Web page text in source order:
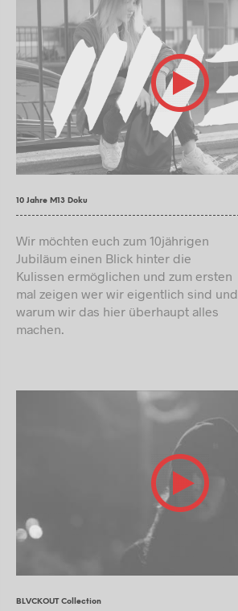
10 Jahre M13 Doku
Wir möchten euch zum 10jährigen
Jubiläum einen Blick hinter die
Kulissen ermöglichen und zum ersten
mal zeigen wer wir eigentlich sind und
warum wir das hier überhaupt alles
machen.
BLVCKOUT Collection